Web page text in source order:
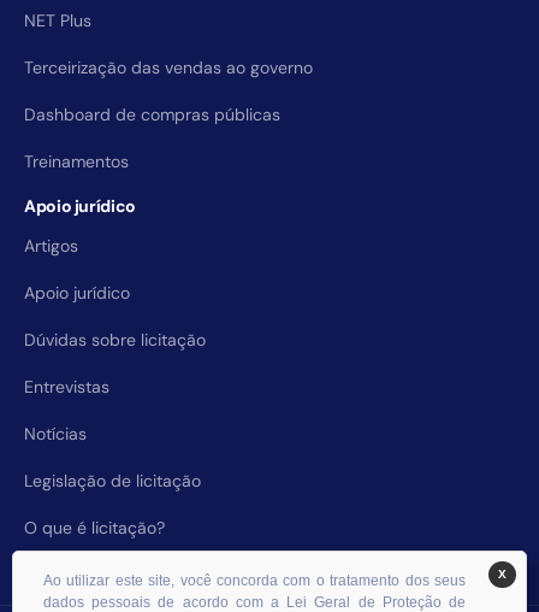
NET Plus
Terceirização das vendas ao governo
Dashboard de compras públicas
Treinamentos
Apoio jurídico
Artigos
Apoio jurídico
Dúvidas sobre licitação
Entrevistas
Notícias
Legislação de licitação
O que é licitação?
X
Ao utilizar este site, você concorda com o tratamento dos seus
dados pessoais de acordo com a Lei Geral de Proteção de